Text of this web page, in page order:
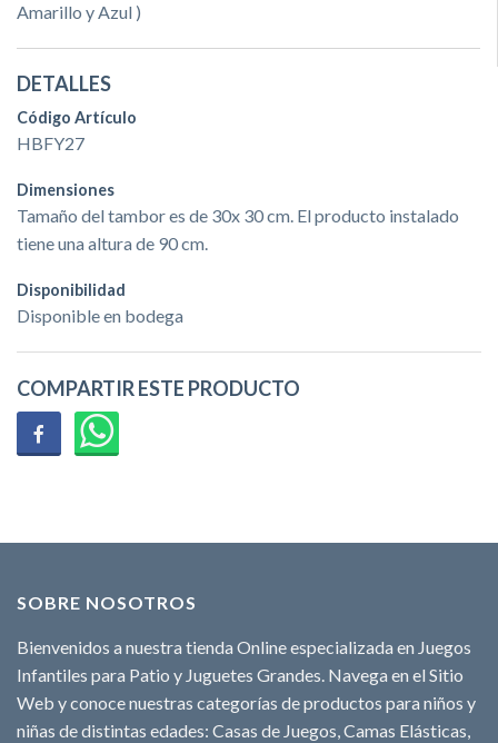
Amarillo y Azul )
DETALLES
Código Artículo
HBFY27
Dimensiones
Tamaño del tambor es de 30x 30 cm. El producto instalado
tiene una altura de 90 cm.
Disponibilidad
Disponible en bodega
COMPARTIR ESTE PRODUCTO
SOBRE NOSOTROS
Bienvenidos a nuestra tienda Online especializada en Juegos
Infantiles para Patio y Juguetes Grandes. Navega en el Sitio
Web y conoce nuestras categorías de productos para niños y
niñas de distintas edades: Casas de Juegos, Camas Elásticas,